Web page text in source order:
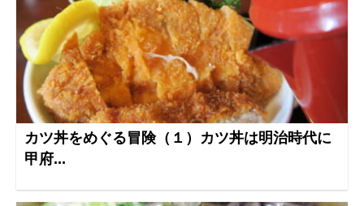
カツ丼をめぐる冒険（１）カツ丼は明治時代に
甲府...